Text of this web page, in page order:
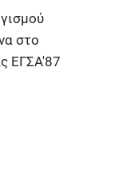
στο
ΕΓΣΑ'87